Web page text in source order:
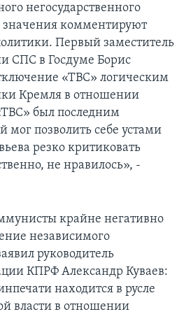
негосударственного
значения комментируют
Первый заместитель
СПС в Госдуме Борис
«ТВС» логическим
Кремля в отношении
был последним
мог позволить себе устами
резко критиковать
не нравилось», -
крайне негативно
независимого
руководитель
КПРФ Александр Куваев:
находится в русле
власти в отношении